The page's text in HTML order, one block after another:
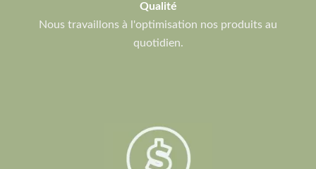
Qualité
Nous travaillons à l'optimisation nos produits au
quotidien.